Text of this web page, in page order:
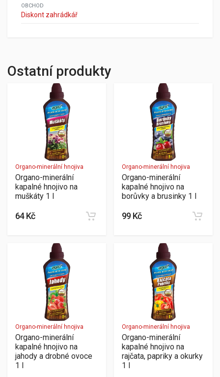
OBCHOD
Diskont zahrádkář
Ostatní produkty
Organo-minerální hnojiva
Organo-minerální
kapalné hnojivo na
muškáty 1 l
64 Kč
Organo-minerální hnojiva
Organo-minerální
kapalné hnojivo na
borůvky a brusinky 1 l
99 Kč
Organo-minerální hnojiva
Organo-minerální
kapalné hnojivo na
jahody a drobné ovoce
1 l
Organo-minerální hnojiva
Organo-minerální
kapalné hnojivo na
rajčata, papriky a okurky
1 l